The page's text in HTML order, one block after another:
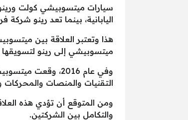
سيارات ميتسوبيشي كولت
اليابانية، بينما تعد رينو
ميتسوبيشي إلى رينو لتسويقها
وفي عام 2016،
التقنيات والمنصات والمحركات
ومن المتوقع أن تؤدي هذه
والتكامل بين الشركتين.